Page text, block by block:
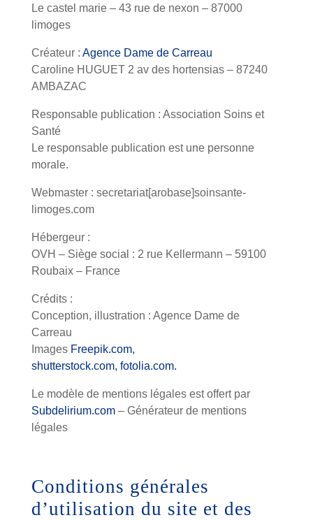
Le castel marie – 43 rue de nexon – 87000
limoges
Créateur : Agence Dame de Carreau
Caroline HUGUET 2 av des hortensias – 87240
AMBAZAC
Responsable publication : Association Soins et
Santé
Le responsable publication est une personne
morale.
Webmaster : secretariat[arobase]soinsante-
limoges.com
Hébergeur :
OVH – Siège social : 2 rue Kellermann – 59100
Roubaix – France
Crédits :
Conception, illustration : Agence Dame de
Carreau
Images Freepik.com,
shutterstock.com, fotolia.com.
Le modèle de mentions légales est offert par
Subdelirium.com– Générateur de mentions
légales
Conditions générales
d’utilisation du site et des